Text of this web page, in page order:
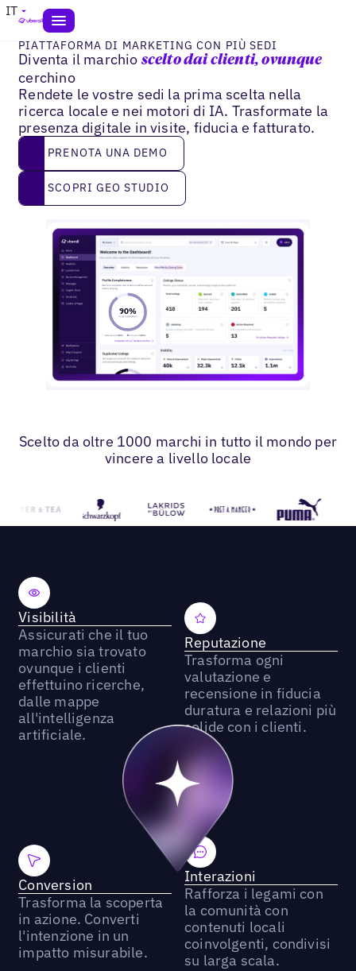
IT
PIATTAFORMA DI MARKETING CON PIÙ SEDI
Diventa il marchio scelto dai clienti, ovunque
cerchino
Rendete le vostre sedi la prima scelta nella
ricerca locale e nei motori di IA. Trasformate la
presenza digitale in visite, fiducia e fatturato.
Prenota una demo
PRENOTA UNA DEMO
SCOPRI GEO STUDIO
SCOPRI GEO STUDIO
2
90%
Scelto da oltre 1000 marchi in tutto il mondo per
vincere a livello locale
Visibilità
Assicurati che il tuo
marchio sia trovato
ovunque i clienti
effettuino ricerche,
dalle mappe
all'intelligenza
artificiale.
Reputazione
Trasforma ogni
valutazione e
recensione in fiducia
duratura e relazioni più
solide con i clienti.
Conversion
Trasforma la scoperta
in azione. Converti
l'intenzione in un
impatto misurabile.
Interazioni
Rafforza i legami con
la comunità con
contenuti locali
coinvolgenti, condivisi
su larga scala.